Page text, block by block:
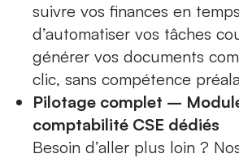
suivre vos finances en
d’automatiser vos tâches
générer vos documents
clic, sans compétence
Pilotage complet –
comptabilité CSE dédiés
Besoin d’aller plus loin ?